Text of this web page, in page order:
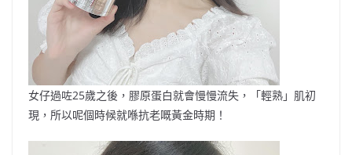
女仔過咗25歲之後，膠原蛋白就會慢慢流失，「輕熟」肌初
現，所以呢個時候就喺抗老嘅黃金時期！